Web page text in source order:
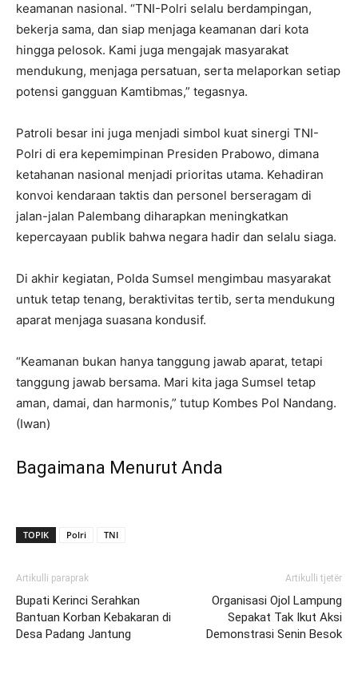
keamanan nasional. “TNI-Polri selalu berdampingan,
bekerja sama, dan siap menjaga keamanan dari kota
hingga pelosok. Kami juga mengajak masyarakat
mendukung, menjaga persatuan, serta melaporkan setiap
potensi gangguan Kamtibmas,” tegasnya.
Patroli besar ini juga menjadi simbol kuat sinergi TNI-
Polri di era kepemimpinan Presiden Prabowo, dimana
ketahanan nasional menjadi prioritas utama. Kehadiran
konvoi kendaraan taktis dan personel berseragam di
jalan-jalan Palembang diharapkan meningkatkan
kepercayaan publik bahwa negara hadir dan selalu siaga.
Di akhir kegiatan, Polda Sumsel mengimbau masyarakat
untuk tetap tenang, beraktivitas tertib, serta mendukung
aparat menjaga suasana kondusif.
“Keamanan bukan hanya tanggung jawab aparat, tetapi
tanggung jawab bersama. Mari kita jaga Sumsel tetap
aman, damai, dan harmonis,” tutup Kombes Pol Nandang.
(Iwan)
Bagaimana Menurut Anda
TOPIK Polri TNI
Artikulli paraprak
Bupati Kerinci Serahkan
Bantuan Korban Kebakaran di
Desa Padang Jantung
Artikulli tjetër
Organisasi Ojol Lampung
Sepakat Tak Ikut Aksi
Demonstrasi Senin Besok